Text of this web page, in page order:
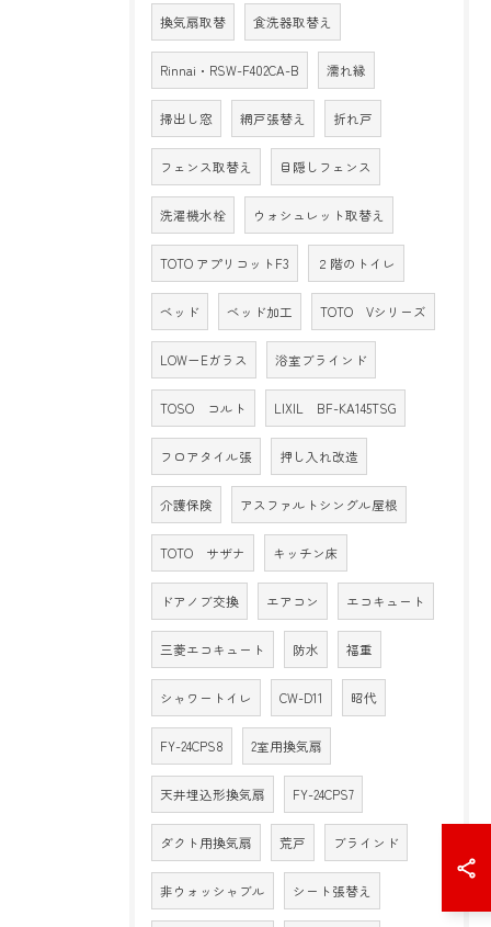
換気扇取替 食洗器取替え
Rinnai・RSW-F402CA-B 濡れ縁
掃出し窓 網戸張替え 折れ戸
フェンス取替え 目隠しフェンス
洗濯機水栓 ウォシュレット取替え
TOTO アプリコットF3 ２階のトイレ
ベッド ベッド加工 TOTO Vシリーズ
LOW－Eガラス 浴室ブラインド
TOSO コルト LIXIL BF-KA145TSG
フロアタイル張 押し入れ改造
介護保険 アスファルトシングル屋根
TOTO サザナ キッチン床
ドアノブ交換 エアコン エコキュート
三菱エコキュート 防水 福重
シャワートイレ CW-D11 昭代
FY-24CPS8 2室用換気扇
天井埋込形換気扇 FY-24CPS7
ダクト用換気扇 荒戸 ブラインド
非ウォッシャブル シート張替え